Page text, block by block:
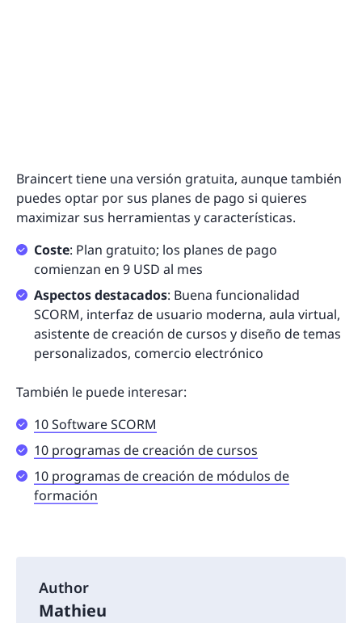
Braincert tiene una versión gratuita, aunque también
puedes optar por sus planes de pago si quieres
maximizar sus herramientas y características.
Coste: Plan gratuito; los planes de pago
comienzan en 9 USD al mes
Aspectos destacados: Buena funcionalidad
SCORM, interfaz de usuario moderna, aula virtual,
asistente de creación de cursos y diseño de temas
personalizados, comercio electrónico
También le puede interesar:
10 Software SCORM
10 programas de creación de cursos
10 programas de creación de módulos de
formación
Author
Mathieu